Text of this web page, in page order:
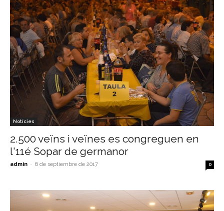
Notícies
2.500 veïns i veïnes es congreguen en
l'11é Sopar de germanor
admin - 6 de septiembre de 2017 0